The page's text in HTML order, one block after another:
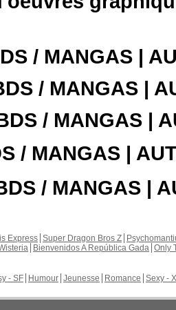
/ MANGAS |
/ MANGAS |
/ MANGAS |
/ MANGAS |
/ MANGAS |
Express Super Dragon Bros Z
Bienvenidos A República Gada Only
- SF Humour Jeunesse Romance Sexy -